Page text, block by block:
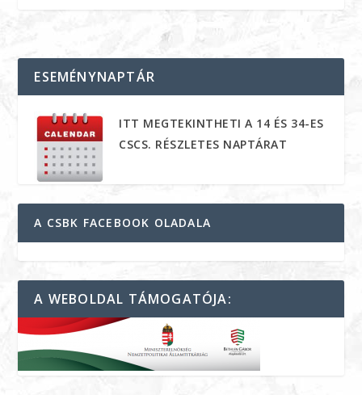
ESEMÉNYNAPTÁR
ITT MEGTEKINTHETI A 14 ÉS 34-ES
CSCS. RÉSZLETES NAPTÁRAT
A CSBK FACEBOOK OLADALA
A WEBOLDAL TÁMOGATÓJA: